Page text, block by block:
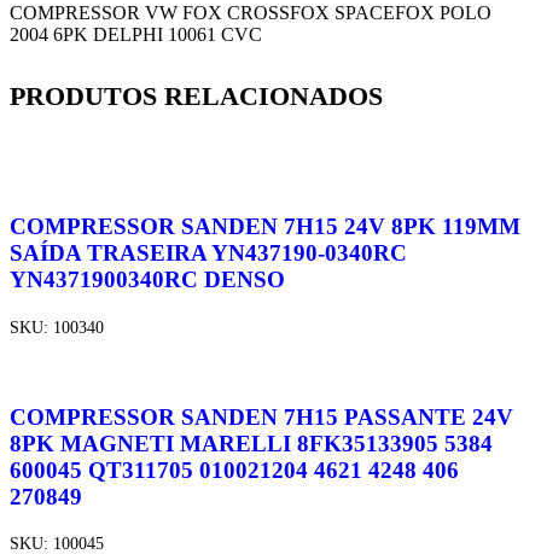
COMPRESSOR VW FOX CROSSFOX SPACEFOX POLO
2004 6PK DELPHI 10061 CVC
PRODUTOS RELACIONADOS
COMPRESSOR SANDEN 7H15 24V 8PK 119MM
SAÍDA TRASEIRA YN437190-0340RC
YN4371900340RC DENSO
SKU: 100340
COMPRESSOR SANDEN 7H15 PASSANTE 24V
8PK MAGNETI MARELLI 8FK35133905 5384
600045 QT311705 010021204 4621 4248 406
270849
SKU: 100045